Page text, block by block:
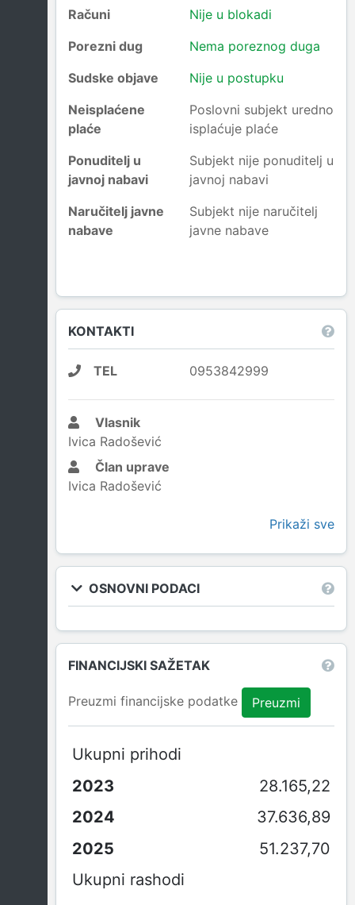
Računi
Nije u blokadi
Porezni dug
Nema poreznog duga
Sudske objave
Nije u postupku
Neisplaćene
plaće
Poslovni subjekt uredno
isplaćuje plaće
Ponuditelj u
javnoj nabavi
Subjekt nije ponuditelj u
javnoj nabavi
Naručitelj javne
nabave
Subjekt nije naručitelj
javne nabave
KONTAKTI
TEL 0953842999
Vlasnik
Ivica Radošević
Član uprave
Ivica Radošević
Prikaži sve
OSNOVNI PODACI
FINANCIJSKI SAŽETAK
Preuzmi financijske podatke Preuzmi
Ukupni prihodi
28.165,22
37.636,89
51.237,70
Ukupni rashodi